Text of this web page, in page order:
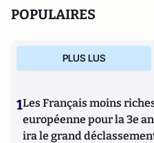
POPULAIRES
PLUS LUS
1Les Français moins
européenne pour la 3e
ira le grand